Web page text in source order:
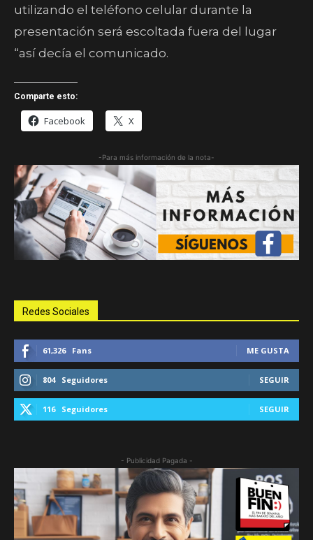
utilizando el teléfono celular durante la
presentación será escoltada fuera del lugar
“así decía el comunicado.
Comparte esto:
Facebook X
-Para más información de la nota-
Redes Sociales
61,326 Fans ME GUSTA
804 Seguidores SEGUIR
116 Seguidores SEGUIR
- Publicidad Pagada -